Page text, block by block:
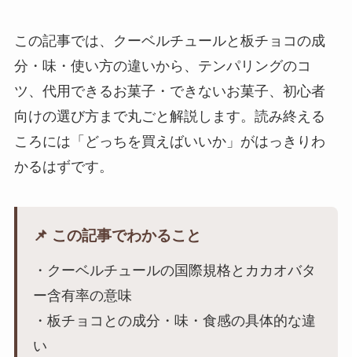
この記事では、クーベルチュールと板チョコの成
分・味・使い方の違いから、テンパリングのコ
ツ、代用できるお菓子・できないお菓子、初心者
向けの選び方まで丸ごと解説します。読み終える
ころには「どっちを買えばいいか」がはっきりわ
かるはずです。
📌 この記事でわかること
・クーベルチュールの国際規格とカカオバタ
ー含有率の意味
・板チョコとの成分・味・食感の具体的な違
い